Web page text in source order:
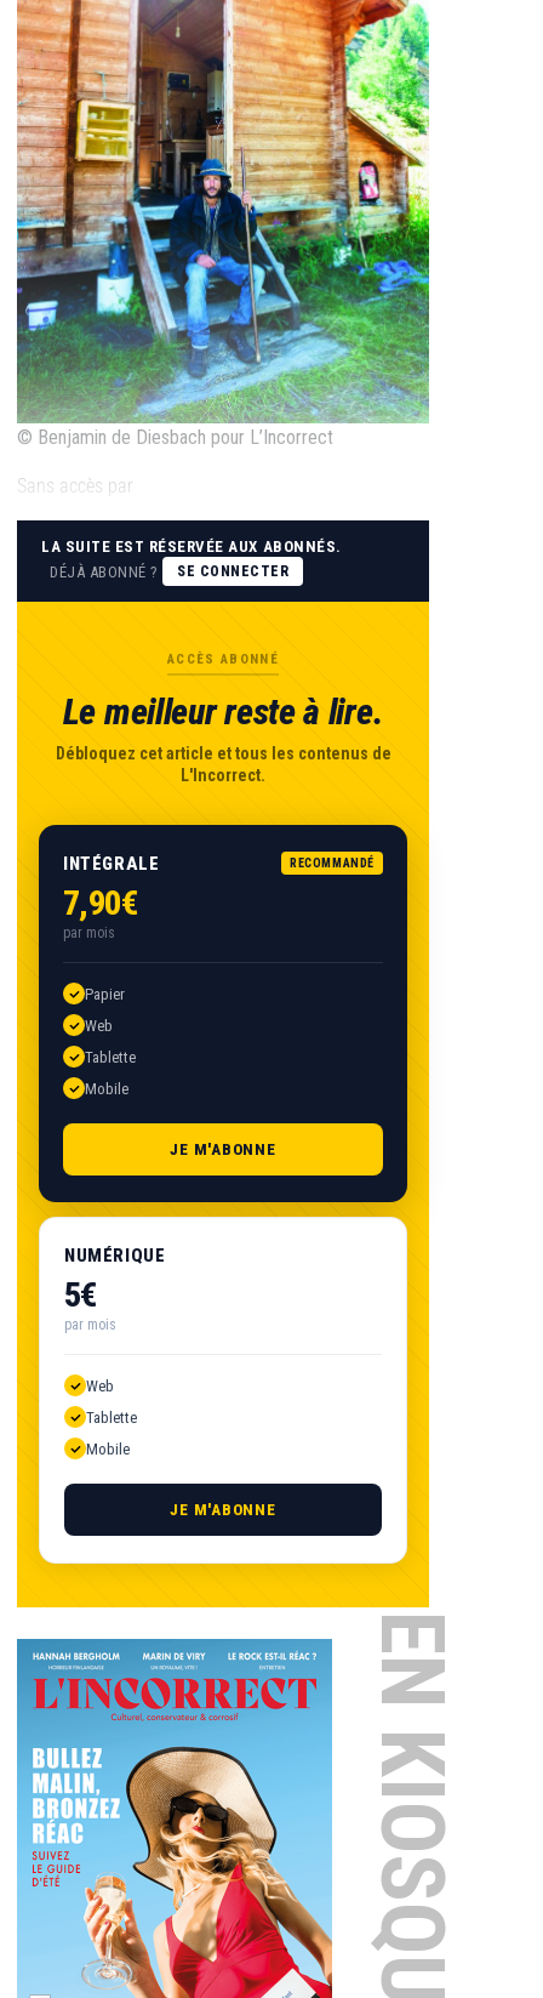
© Benjamin de Diesbach pour L’Incorrect
Sans accès par
LA SUITE EST RÉSERVÉE AUX ABONNÉS.
DÉJÀ ABONNÉ ?
SE CONNECTER
ACCÈS ABONNÉ
Le meilleur reste à lire.
Débloquez cet article et tous les contenus de
L'Incorrect.
INTÉGRALE RECOMMANDÉ
7,90€
par mois
Papier
Web
Tablette
Mobile
JE M'ABONNE
NUMÉRIQUE
5€
par mois
Web
Tablette
Mobile
JE M'ABONNE
EN KIOSQUE